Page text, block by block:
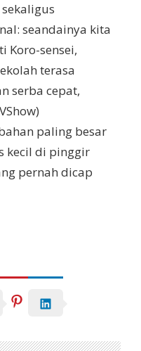
seandainya kita
Koro-sensei,
terasa
serba cepat,
paling besar
kecil di pinggir
pernah dicap